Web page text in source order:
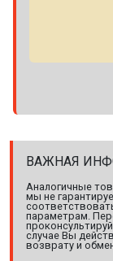
ВАЖНАЯ
Аналогичные
мы не
параметрам.
случае Вы
возврату и